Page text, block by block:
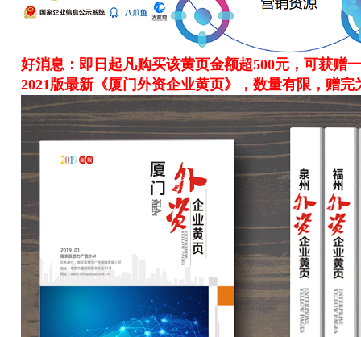
好消息：即日起凡购买该黄页金额超500元，可获赠
2021版最新《厦门外资企业黄页》，数量有限，赠完